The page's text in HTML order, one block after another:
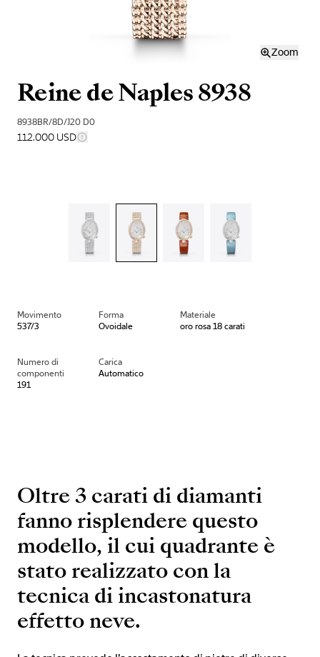
Zoom
Reine de Naples 8938
8938BR/8D/J20 D0
112.000 USD
Movimento
537/3
Forma
Ovoidale
Materiale
oro rosa 18 carati
Numero di
componenti
191
Carica
Automatico
Oltre 3 carati di diamanti
fanno risplendere questo
modello, il cui quadrante è
stato realizzato con la
tecnica di incastonatura
effetto neve.